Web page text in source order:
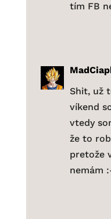
tím FB
Shit, už
víkend
vtedy
že to
pretože
nemám